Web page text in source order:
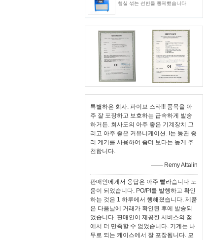
험실 섞는 선반을 통제했습니다
특별하은 회사. 파이브 스타!!! 품목을 아
주 잘 포장하고 보호하는 급속하게 발송
하거든. 회사도의 아주 좋은 기계장치 그
리고 아주 좋은 커뮤니케이션. I는 둥관 중
리 계기를 사용하여 좀더 보다는 높게 추
천합니다.
—— Remy Attalin
판매인에게서 응답은 아주 빨라습니다 도
움이 되었습니다. PO/PI를 발행하고 확인
하는 것은 1 하루에서 행해졌습니다. 제품
은 다음날에 거래가 확인된 후에 발송되
었습니다. 판매인이 제공한 서비스의 점
에서 더 만족할 수 없었습니다. 기계는 나
무로 되는 케이스에서 잘 포장됩니다. 모